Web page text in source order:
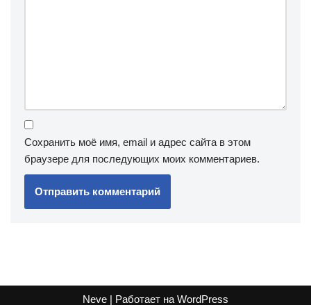
Сохранить моё имя, email и адрес сайта в этом
браузере для последующих моих комментариев.
Neve | Работает на WordPress